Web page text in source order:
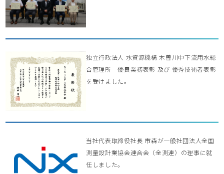
独立行政法人 水資源機構 木曽川中下流用水総
合管理所 優良業務表彰 及び 優秀技術者表彰
を受けました。
当社代表取締役社長 市森が一般社団法人全国
測量設計業協会連合会（全測連）の理事に就
任しました。